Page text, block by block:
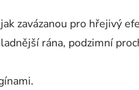
zavázanou pro hřejivý
rána, podzimní